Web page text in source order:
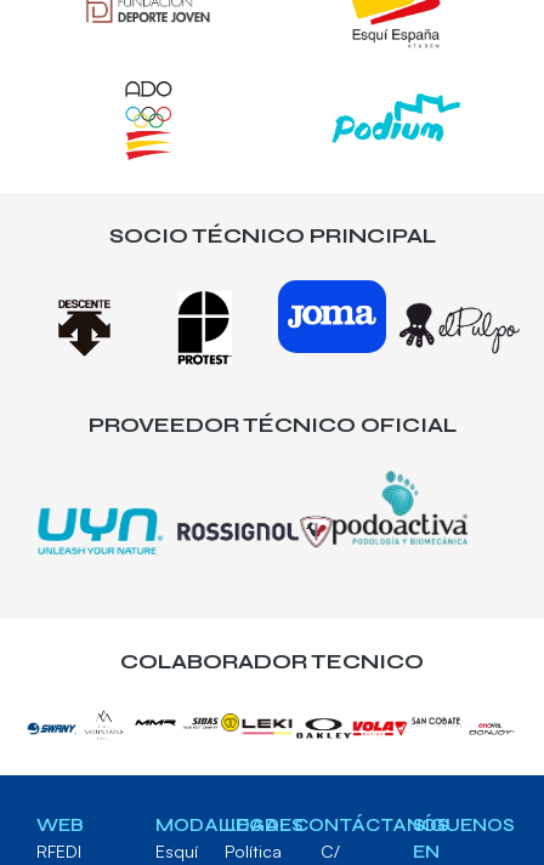
SOCIO TÉCNICO PRINCIPAL
PROVEEDOR TÉCNICO OFICIAL
COLABORADOR TECNICO
WEB
RFEDI
MODALIDADES
Esquí
LEGAL
Política
CONTÁCTANOS
C/
SÍGUENOS
EN